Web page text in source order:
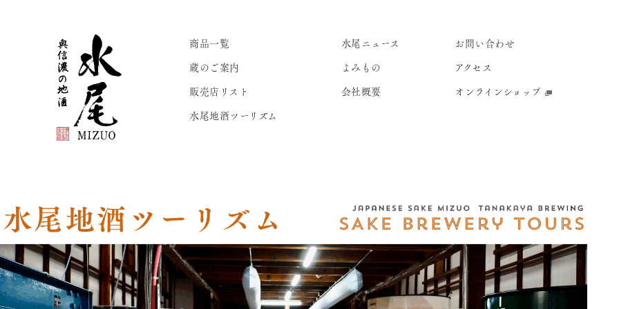
商品一覧
蔵のご案内
販売店リスト
水尾地酒ツーリズム
水尾ニュース
よみもの
会社概要
お問い合わせ
アクセス
オンラインショップ